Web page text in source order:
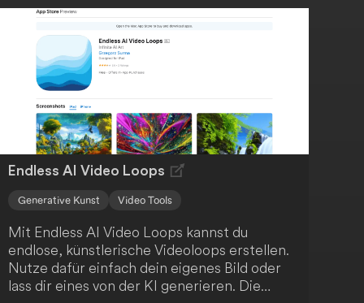
professionelle Bearbeitungsfähigkeiten zu
benötigen. Die Nutzung dieser
benutzerfreundlichen Plattform ist einfach
und intuitiv.
Endless AI Video Loops
Generative Kunst Video Tools
Mit Endless AI Video Loops kannst du
endlose, künstlerische Videoloops erstellen.
Nutze dafür einfach dein eigenes Bild oder
lass dir eines von der KI generieren. Die